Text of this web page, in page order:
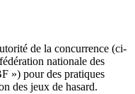
de la concurrence (ci-
nationale des
») pour des pratiques
des jeux de hasard.